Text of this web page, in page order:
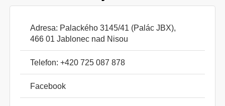
Adresa: Palackého 3145/41 (Palác JBX),
466 01 Jablonec nad Nisou
Telefon: +420 725 087 878
Facebook